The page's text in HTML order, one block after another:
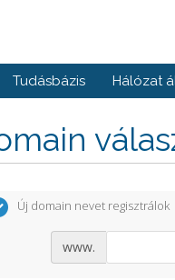
Tudásbázis Hálózat
Új domain nevet regisztrálok
www.